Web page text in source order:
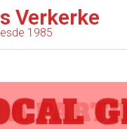
Verkerke
1985